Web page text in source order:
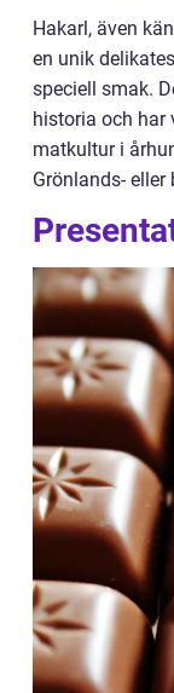
Hakarl, även
en unik
speciell smak.
historia och har
matkultur i
Grönlands- eller